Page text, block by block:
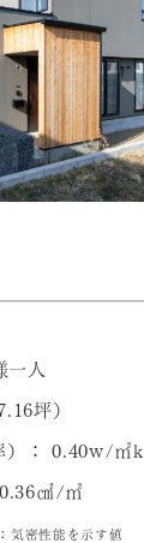
一人
坪）
）： 0.40w/㎡k
㎠/㎡
気密性能を示す値